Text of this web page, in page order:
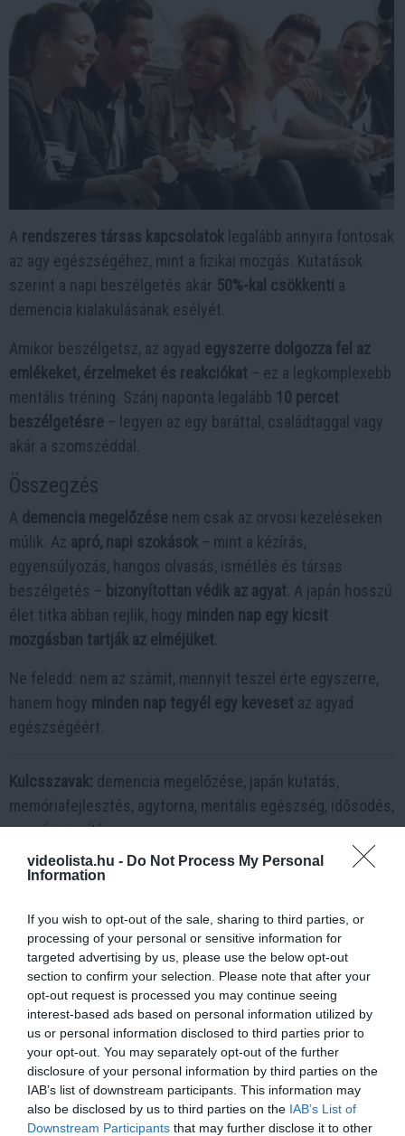
videolista.hu - Do Not Process My Personal
Information
If you wish to opt-out of the sale, sharing to third parties, or
processing of your personal or sensitive information for
targeted advertising by us, please use the below opt-out
section to confirm your selection. Please note that after your
opt-out request is processed you may continue seeing
interest-based ads based on personal information utilized by
us or personal information disclosed to third parties prior to
your opt-out. You may separately opt-out of the further
disclosure of your personal information by third parties on the
IAB’s list of downstream participants. This information may
also be disclosed by us to third parties on the IAB’s List of
Downstream Participants that may further disclose it to other
A rendszeres társas kapcsolatok legalább annyira fontosak
az agy egészségéhez, mint a fizikai mozgás. Kutatások
szerint a napi beszélgetés akár 50%-kal csökkenti a
demencia kialakulásának esélyét.
Amikor beszélgetsz, az agyad egyszerre dolgozza fel az
emlékeket, érzelmeket és reakciókat – ez a legkomplexebb
mentális tréning. Szánj naponta legalább 10 percet
beszélgetésre – legyen az egy baráttal, családtaggal vagy
akár a szomszéddal.
Összegzés
A demencia megelőzése nem csak az orvosi kezeléseken
múlik. Az apró, napi szokások – mint a kézírás,
egyensúlyozás, hangos olvasás, ismétlés és társas
beszélgetés – bizonyítottan védik az agyat . A japán hosszú
élet titka abban rejlik, hogy minden nap egy kicsit
mozgásban tartják az elméjüket
Ne feledd: nem az számít, mennyit teszel érte egyszerre,
hanem hogy minden nap tegyél egy keveset az agyad
egészségéért.
Kulcsszavak: demencia megelőzése, japán kutatás,
memóriafejlesztés, agytorna, mentális egészség, idősödés,
memória javítása.
Fungus Is A Parasite, And It Dies From A Drop Of
Plain...